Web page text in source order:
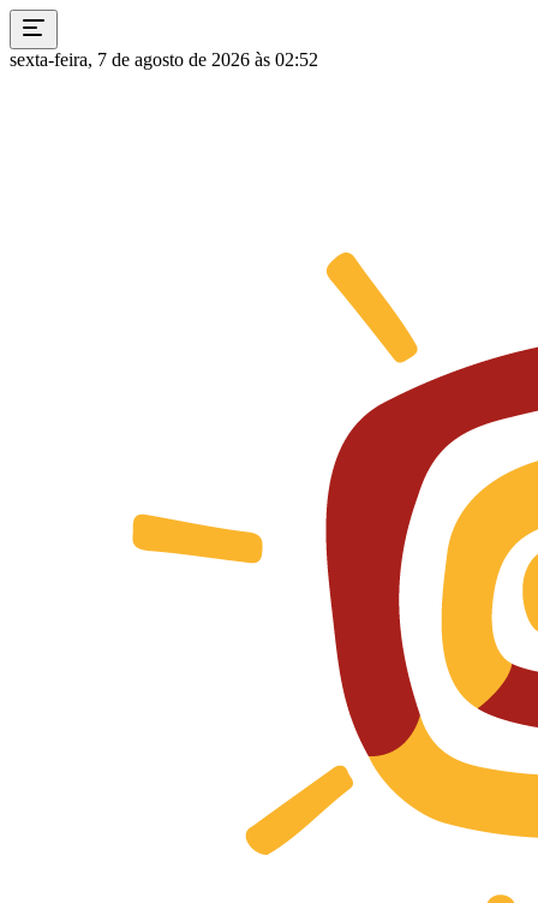
sexta-feira, 7 de agosto de 2026 às 02:52